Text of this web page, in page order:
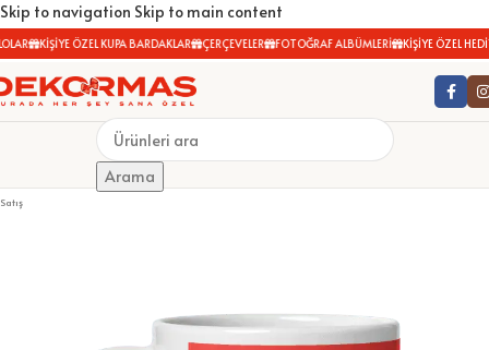
Skip to navigation Skip to main content
KİŞİYE ÖZEL KUPA BARDAKLAR ÇERÇEVELER FOTOĞRAF ALBÜMLERİ KİŞİYE ÖZEL
Arama
Satış